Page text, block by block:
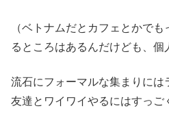
（ベトナムだとカフェとかで
るところはあるんだけども、個
流石にフォーマルな集まりには
友達とワイワイやるにはすっご